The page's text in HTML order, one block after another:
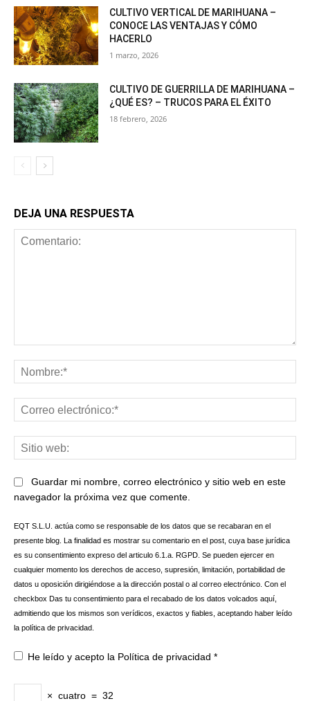
CULTIVO VERTICAL DE MARIHUANA –
CONOCE LAS VENTAJAS Y CÓMO
HACERLO
1 marzo, 2026
CULTIVO DE GUERRILLA DE MARIHUANA –
¿QUÉ ES? – TRUCOS PARA EL ÉXITO
18 febrero, 2026
DEJA UNA RESPUESTA
Guardar mi nombre, correo electrónico y sitio web en este
navegador la próxima vez que comente.
EQT S.L.U. actúa como se responsable de los datos que se recabaran en el
presente blog. La finalidad es mostrar su comentario en el post, cuya base jurídica
es su consentimiento expreso del articulo 6.1.a. RGPD. Se pueden ejercer en
cualquier momento los derechos de acceso, supresión, limitación, portabilidad de
datos u oposición dirigiéndose a la dirección postal o al correo electrónico. Con el
checkbox Das tu consentimiento para el recabado de los datos volcados aquí,
admitiendo que los mismos son verídicos, exactos y fiables, aceptando haber leído
la política de privacidad.
He leído y acepto la Política de privacidad *
× cuatro = 32